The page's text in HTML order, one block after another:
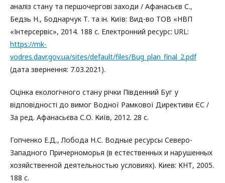
аналіз стану та першочергові заходи / Афанасьєв С.,
Бедзь Н., Боднарчук Т. та ін. Київ: Вид-во ТОВ «НВП
«Інтерсервіс», 2014. 188 с. Електронний ресурс: URL:
https://mk-
vodres.davr.gov.ua/sites/default/files/Bug_plan_final_2.pdf
(дата звернення: 7.03.2021).
Оцінка екологічного стану річки Південний Буг у
відповідності до вимог Водної Рамкової Директиви ЄС /
За ред. Афанасьєва С.О. Київ, 2012. 28 с.
Гопченко Е.Д., Лобода Н.С. Водные ресурсы Северо-
Западного Причерноморья (в естественных и нарушенных
хозяйственной деятельностью условиях). Киев: КНТ, 2005.
188 с.